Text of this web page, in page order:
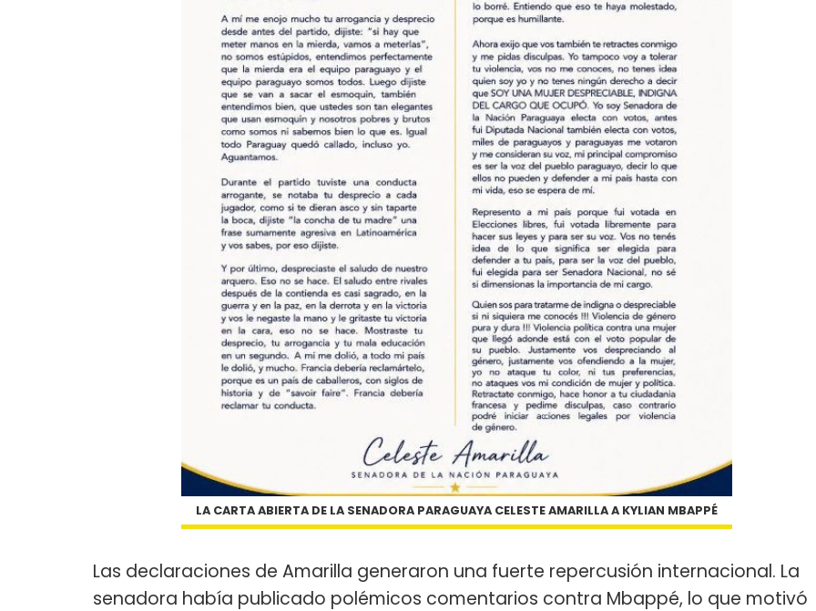
LA CARTA ABIERTA DE LA SENADORA PARAGUAYA CELESTE AMARILLA A KYLIAN MBAPPÉ
Las declaraciones de Amarilla generaron una fuerte repercusión internacional. La
senadora había publicado polémicos comentarios contra Mbappé, lo que motivó